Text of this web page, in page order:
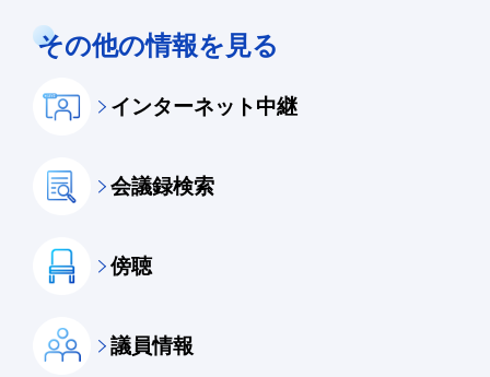
その他の情報を見る
インターネット中継
会議録検索
傍聴
議員情報